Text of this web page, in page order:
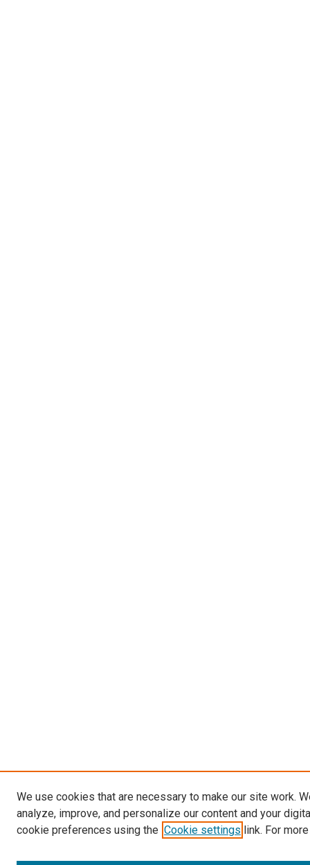
We use cookies that are necessary to make our site work.
analyze, improve, and personalize our content and your
cookie preferences using the Cookie settings link. For